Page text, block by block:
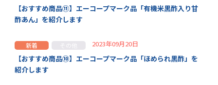
【おすすめ商品⑪】エーコープマーク品「有機米黒酢入り甘
酢あん」を紹介します
新着 その他 2023年09月20日
【おすすめ商品⑩】エーコープマーク品「ほめられ黒酢」を
紹介します